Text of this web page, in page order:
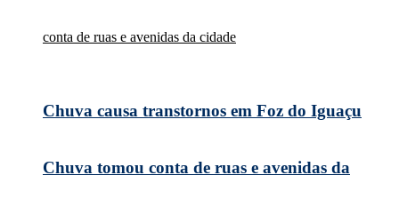
Chuva causa transtornos em Foz do Iguaçu
Chuva tomou conta de ruas e avenidas da